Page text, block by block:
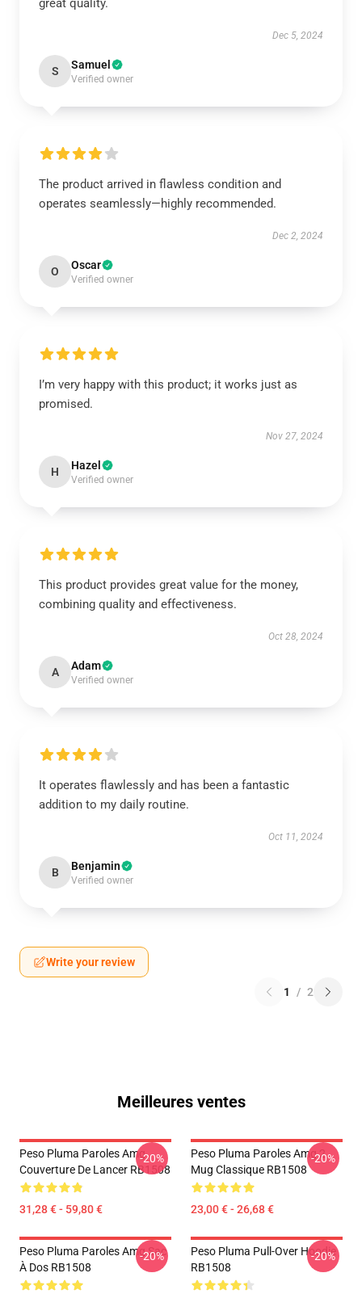
great quality.
Dec 5, 2024
S Samuel
Verified owner
The product arrived in flawless condition and
operates seamlessly—highly recommended.
Dec 2, 2024
O Oscar
Verified owner
I’m very happy with this product; it works just as
promised.
Nov 27, 2024
H Hazel
Verified owner
This product provides great value for the money,
combining quality and effectiveness.
Oct 28, 2024
A Adam
Verified owner
It operates flawlessly and has been a fantastic
addition to my daily routine.
Oct 11, 2024
B Benjamin
Verified owner
Write your review
1 / 2
Meilleures ventes
Peso Pluma Paroles Amg
Couverture De Lancer RB1508
31,28 € - 59,80 €
-20%
Peso Pluma Paroles Amg 2
Mug Classique RB1508
23,00 € - 26,68 €
-20%
Peso Pluma Paroles Amg Sac
À Dos RB1508
-20%
Peso Pluma Pull-Over Hoodie
RB1508
-20%